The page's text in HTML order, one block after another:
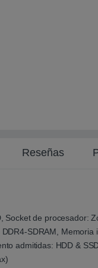
Reseñas
de procesador:
SDRAM,
admitidas: HDD &